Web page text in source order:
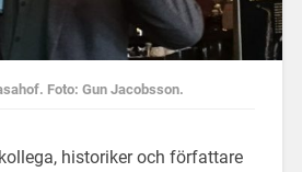
Foto: Gun Jacobsson.
kollega, historiker och författare